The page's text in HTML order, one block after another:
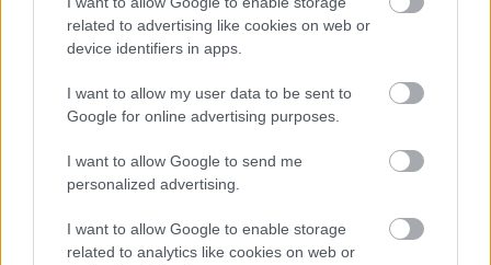
related to advertising like cookies on web or
device identifiers in apps.
I want to allow my user data to be sent to
Google for online advertising purposes.
I want to allow Google to send me
personalized advertising.
I want to allow Google to enable storage
related to analytics like cookies on web or
«Ελευθέριος Βενιζέλος»: Μεγάλη αύξηση
σε αφίξεις και δρομολόγια